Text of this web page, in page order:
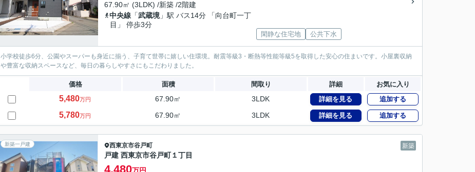
67.90㎡ (3LDK) /新築 /2階建
中央線 「武蔵境」駅 バス14分 「向台町一丁
目」 停歩3分
閑静な住宅地 公共下水
小学校徒歩6分、公園やスーパーも身近に揃う、子育て世帯に嬉しい住環境。耐震等級3・断熱等性能等級5を取得した安心の住まいです。小屋裏収納
や豊富な収納スペースなど、毎日の暮らしやすさにもこだわりました。
価格 面積 間取り 詳細 お気に入り
5,480万円 67.90㎡ 3LDK 詳細を見る 追加する
5,780万円 67.90㎡ 3LDK 詳細を見る 追加する
新築一戸建 新築
西東京市谷戸町
戸建 西東京市谷戸町１丁目
4,480